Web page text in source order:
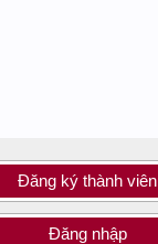
Đăng ký thành viên
Đăng nhập